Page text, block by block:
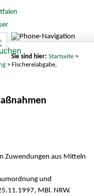
Sie sind hier: Startseite>
> Fischereiabgabe,
Zuwendungen aus Mitteln
und
MBl. NRW.